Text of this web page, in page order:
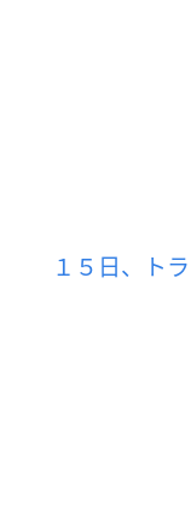
１５日、トラ